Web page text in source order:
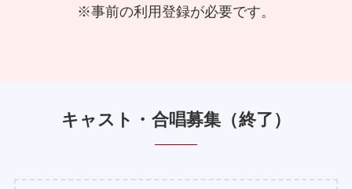
※事前の利用登録が必要です。
キャスト・合唱募集（終了）